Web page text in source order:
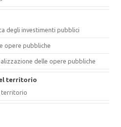
degli investimenti pubblici
opere pubbliche
delle opere pubbliche
territorio
territorio